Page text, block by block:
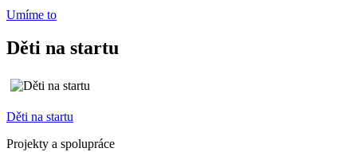
Umíme to
Děti na startu
Děti na startu
Projekty a spolupráce